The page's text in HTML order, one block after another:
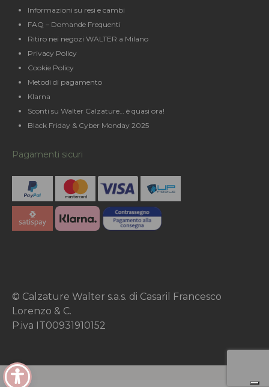
Informazioni su resi e cambi
FAQ – Domande Frequenti
Ritiro nei negozi WALTER a Milano
Privacy Policy
Cookie Policy
Metodi di pagamento
Klarna
Sconti su Walter Calzature… è quasi ora!
Black Friday & Cyber Monday 2025
Pagamenti sicuri
© Calzature Walter s.a.s. di Casaril Francesco
Lorenzo & C.
P.iva IT00931910152